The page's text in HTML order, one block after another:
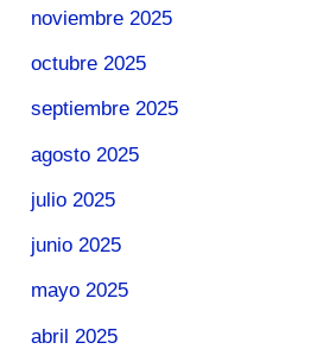
noviembre 2025
octubre 2025
septiembre 2025
agosto 2025
julio 2025
junio 2025
mayo 2025
abril 2025